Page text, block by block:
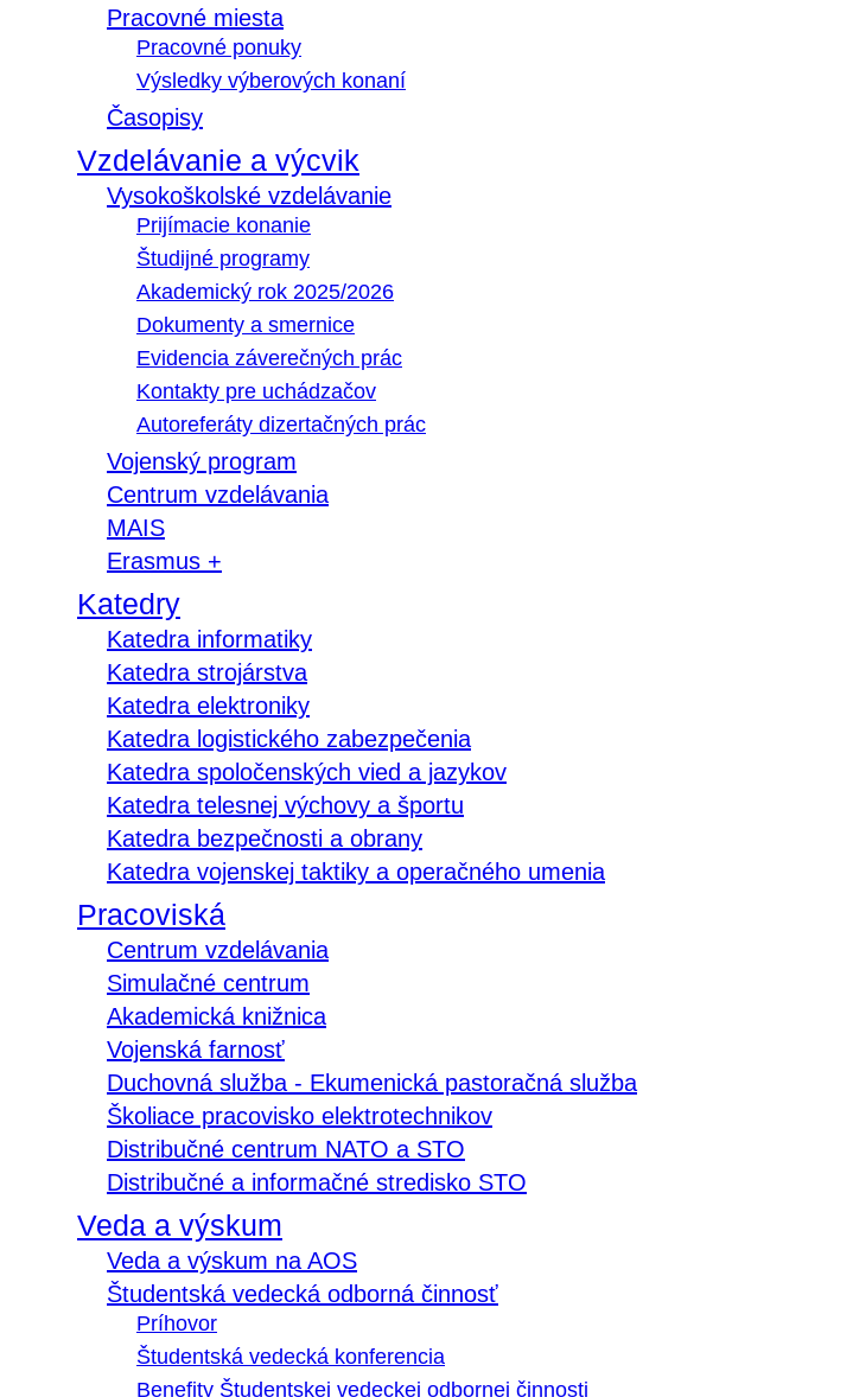
Pracovné miesta
Pracovné ponuky
Výsledky výberových konaní
Časopisy
Vzdelávanie a výcvik
Vysokoškolské vzdelávanie
Prijímacie konanie
Študijné programy
Akademický rok 2025/2026
Dokumenty a smernice
Evidencia záverečných prác
Kontakty pre uchádzačov
Autoreferáty dizertačných prác
Vojenský program
Centrum vzdelávania
MAIS
Erasmus +
Katedry
Katedra informatiky
Katedra strojárstva
Katedra elektroniky
Katedra logistického zabezpečenia
Katedra spoločenských vied a jazykov
Katedra telesnej výchovy a športu
Katedra bezpečnosti a obrany
Katedra vojenskej taktiky a operačného umenia
Pracoviská
Centrum vzdelávania
Simulačné centrum
Akademická knižnica
Vojenská farnosť
Duchovná služba - Ekumenická pastoračná služba
Školiace pracovisko elektrotechnikov
Distribučné centrum NATO a STO
Distribučné a informačné stredisko STO
Veda a výskum
Veda a výskum na AOS
Študentská vedecká odborná činnosť
Príhovor
Študentská vedecká konferencia
Benefity Študentskej vedeckej odbornej činnosti